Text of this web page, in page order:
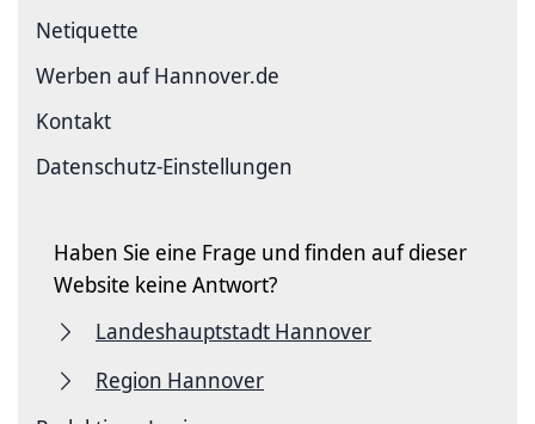
Netiquette
Werben auf Hannover.de
Kontakt
Datenschutz-Einstellungen
Haben Sie eine Frage und finden auf dieser
Website keine Antwort?
Landeshauptstadt Hannover
Region Hannover